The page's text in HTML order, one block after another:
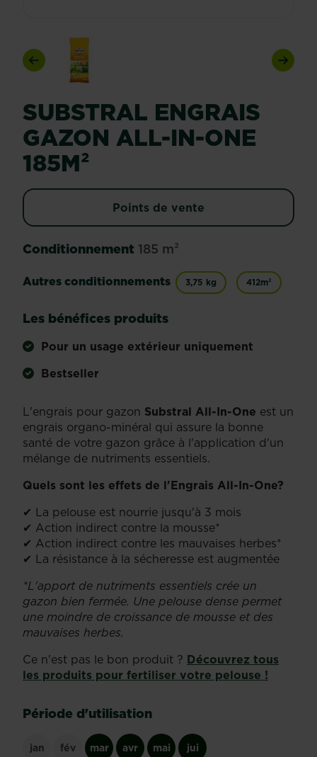
Previous Next
SUBSTRAL ENGRAIS
GAZON ALL-IN-ONE
185M²
Points de vente
Conditionnement 185 m²
Autres conditionnements 3,75 kg 412m²
Les bénéfices produits
Pour un usage extérieur uniquement
Bestseller
L'engrais pour gazon Substral All-In-One est un
engrais organo-minéral qui assure la bonne
santé de votre gazon grâce à l'application d'un
mélange de nutriments essentiels.
Quels sont les effets de l'Engrais All-In-One?
✔ La pelouse est nourrie jusqu'à 3 mois
✔ Action indirect contre la mousse*
✔ Action indirect contre les mauvaises herbes*
✔ La résistance à la sécheresse est augmentée
*L'apport de nutriments essentiels crée un
gazon bien fermée. Une pelouse dense permet
une moindre de croissance de mousse et des
mauvaises herbes.
Ce n'est pas le bon produit ? Découvrez tous
les produits pour fertiliser votre pelouse !
Période d'utilisation
jan fév mar avr mai jui